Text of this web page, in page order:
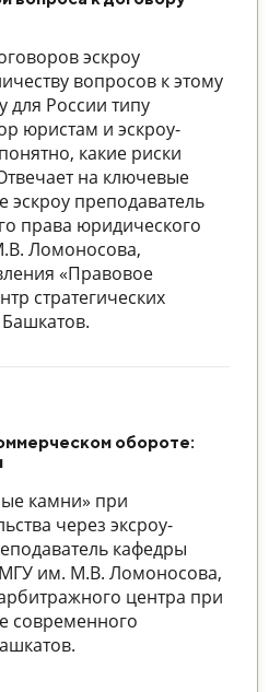
эскроу
вопросов к этому
для России типу
юристам и эскроу-
какие риски
на ключевые
преподаватель
права юридического
Ломоносова,
«Правовое
стратегических
обороте:
камни» при
через эксроу-
кафедры
им. М.В. Ломоносова,
центра при
современного